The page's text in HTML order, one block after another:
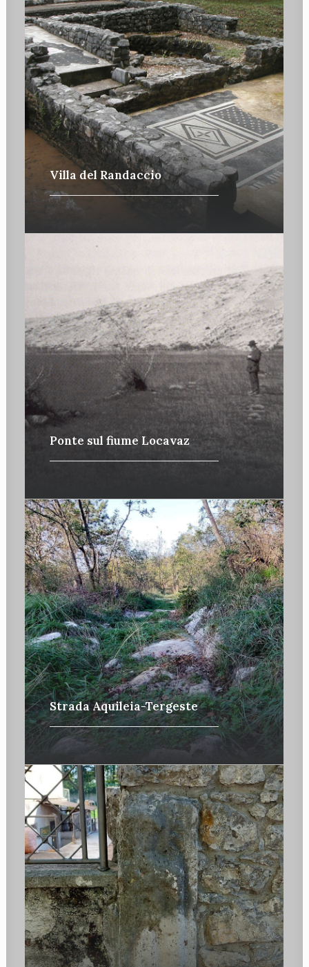
Villa del Randaccio
Ponte sul fiume Locavaz
Strada Aquileia-Tergeste